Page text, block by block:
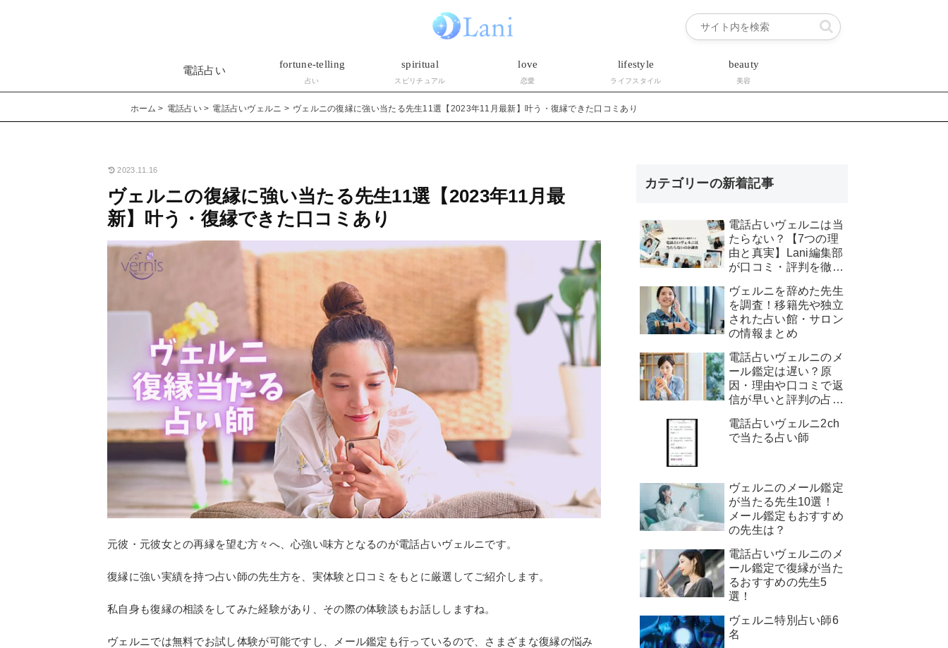
電話占い
fortune-telling
占い
spiritual
スピリチュアル
love
恋愛
lifestyle
ライフスタイル
beauty
美容
ホーム 電話占い 電話占いヴェルニ ヴェルニの復縁に強い当たる先生11選【2023年11月最新】叶う・復縁できた口コミあり
2023.11.16
ヴェルニの復縁に強い当たる先生11選【2023年11月最
新】叶う・復縁できた口コミあり
元彼・元彼女との再縁を望む方々へ、心強い味方となるのが電話占いヴェルニです。
復縁に強い実績を持つ占い師の先生方を、実体験と口コミをもとに厳選してご紹介します。
私自身も復縁の相談をしてみた経験があり、その際の体験談もお話ししますね。
ヴェルニでは無料でお試し体験が可能ですし、メール鑑定も行っているので、さまざまな復縁の悩み
カテゴリーの新着記事
電話占いヴェルニは当
たらない？【7つの理
由と真実】Lani編集部
が口コミ・評判を徹底
ヴェルニを辞めた先生
を調査！移籍先や独立
された占い館・サロン
の情報まとめ
電話占いヴェルニのメ
ール鑑定は遅い？原
因・理由や口コミで返
信が早いと評判の占い
電話占いヴェルニ2ch
で当たる占い師
ヴェルニのメール鑑定
が当たる先生10選！
メール鑑定もおすすめ
の先生は？
電話占いヴェルニのメ
ール鑑定で復縁が当た
るおすすめの先生5
選！
ヴェルニ特別占い師6
名